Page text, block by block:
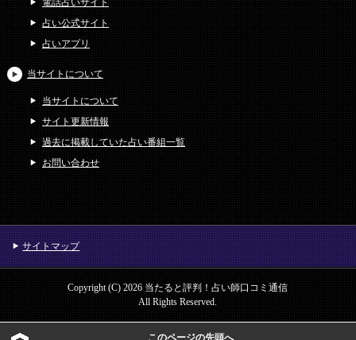
占い公式サイト
占いアプリ
当サイトについて
当サイトについて
サイト更新情報
過去に掲載していた占い番組一覧
お問い合わせ
サイトマップ
Copyright (C) 2026 当たると評判！占い師口コミ通信
All Rights Reserved.
このページの先頭へ